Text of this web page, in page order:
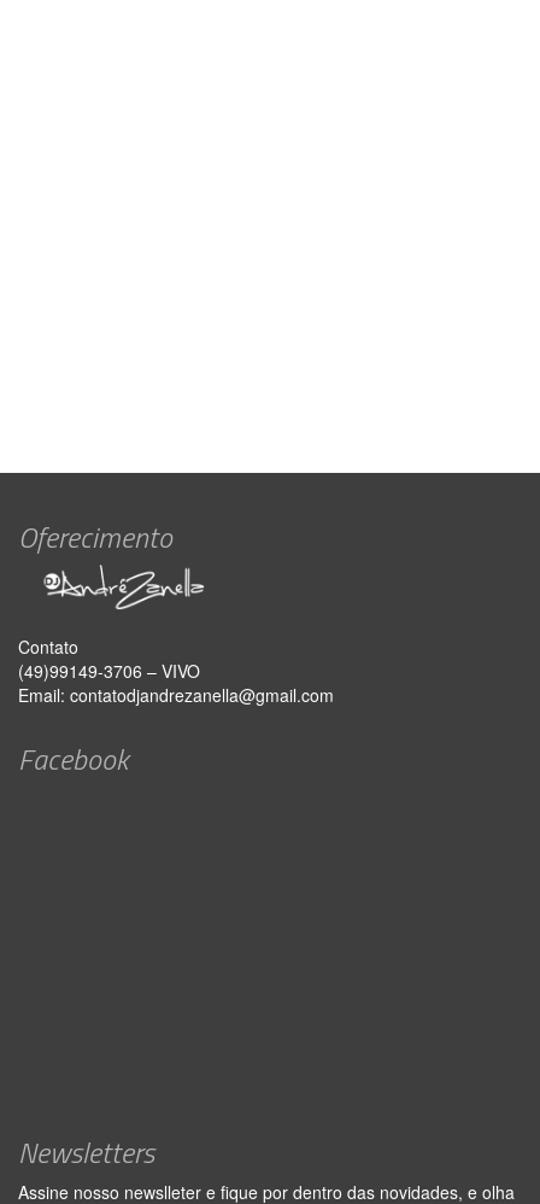
Oferecimento
Contato
(49)99149-3706 – VIVO
Email: contatodjandrezanella@gmail.com
Facebook
Newsletters
Assine nosso newslleter e fique por dentro das novidades, e olha